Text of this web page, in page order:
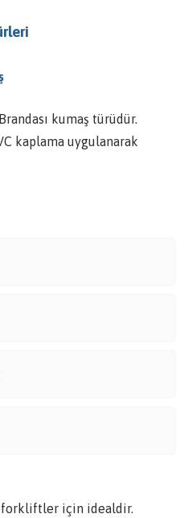
kumaş türüdür.
kaplama uygulanarak
forkliftler için idealdir.